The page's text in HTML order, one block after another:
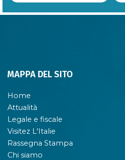
MAPPA DEL SITO
Home
Attualità
Legale e fiscale
Visitez L'Italie
Rassegna Stampa
Chi siamo